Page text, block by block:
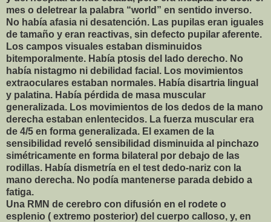
mes o deletrear la palabra “world” en sentido inverso.
No había afasia ni desatención. Las pupilas eran iguales
de tamaño y eran reactivas, sin defecto pupilar aferente.
Los campos visuales estaban disminuidos
bitemporalmente. Había ptosis del lado derecho. No
había nistagmo ni debilidad facial. Los movimientos
extraoculares estaban normales. Había disartria lingual
y palatina. Había pérdida de masa muscular
generalizada. Los movimientos de los dedos de la mano
derecha estaban enlentecidos. La fuerza muscular era
de 4/5 en forma generalizada. El examen de la
sensibilidad reveló sensibilidad disminuida al pinchazo
simétricamente en forma bilateral por debajo de las
rodillas. Había dismetría en el test dedo-nariz con la
mano derecha. No podía mantenerse parada debido a
fatiga.
Una RMN de cerebro con difusión en el rodete o
esplenio ( extremo posterior) del cuerpo calloso, y, en